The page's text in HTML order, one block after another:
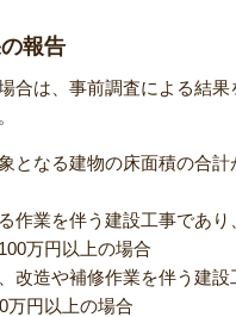
報告
合は、事前調査による結果
となる建物の床面積の合計
作業を伴う建設工事であり
万円以上の場合
改造や補修作業を伴う建設
万円以上の場合